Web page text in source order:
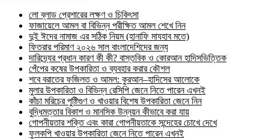
লো ব্লাড প্রেশারের লক্ষণ ও চিকিৎসা
ফাজায়েলে আমল বা বিভিন্ন পরীক্ষিত আমল শেখে নিন
দুই ঈদের নামাজ এর সঠিক নিয়ম (হানাফি মাযহাব মতে)
ফিতরার পরিমাণ ২০২৬ সাল বাংলাদেশিদের জন্য
দারিদ্র্যের প্রধান কারণ কী কী? বাস্তবিক ও কোরআন হাদিসভিত্তিক
পেঁপের কষের উপকারিতা ও ব্যবহার করার কৌশল
শবে বরাতের ফজিলত ও আমল: কুরআন–হাদিসের আলোকে
মুলার উপকারিতা ও বিভিন্ন রেসিপি জেনে নিতে পারেন এখনই
কাঁচা মরিচের পুষ্টিগুণ ও খাওয়ার বিশেষ উপকারিতা জেনে নিন
বুদ্ধিমত্তার বিকাশ ও মানসিক উন্নয়ন কীভাবে করা যায়
গোপনীয়তার শক্তি এবং কারা গোপনীয়তাকে সন্দেহের চোখে দেখে
ফুলকপি খাওয়ার উপকারিতা জেনে নিতে পারেন এখনই